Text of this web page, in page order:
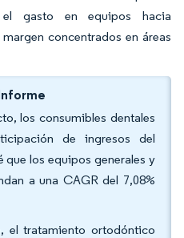
el gasto en equipos hacia
concentrados en áreas
los consumibles dentales
de ingresos del
que los equipos generales y
a una CAGR del 7,08%
el tratamiento ortodóntico